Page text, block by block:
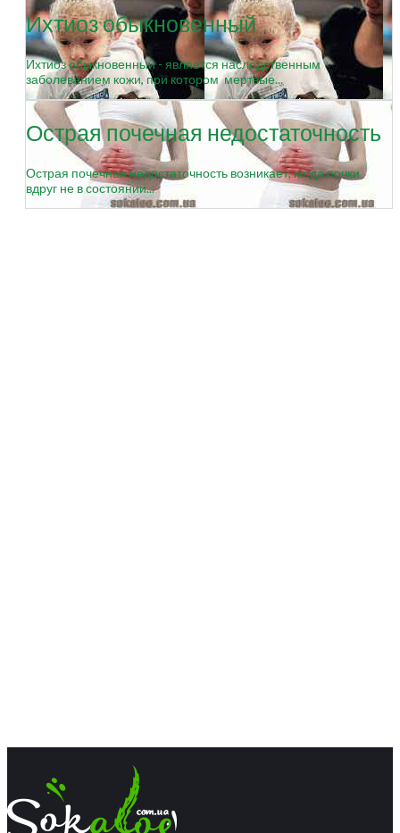
Ихтиоз обыкновенный
Ихтиоз обыкновенный - является наследственным
заболеванием кожи, при котором мертвые...
Острая почечная недостаточность
Острая почечная недостаточность возникает, когда почки
вдруг не в состоянии...